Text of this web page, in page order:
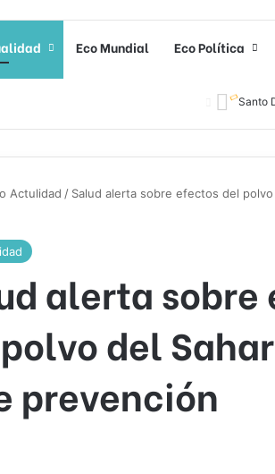
Eco Mundial Eco Política
Santo
Actulidad / Salud alerta sobre efectos del
alerta sobre
del
prevención